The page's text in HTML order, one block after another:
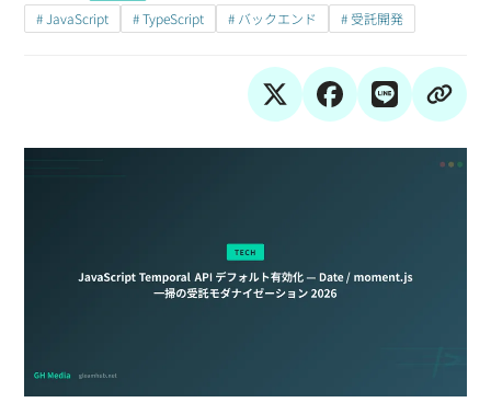
# JavaScript # TypeScript # バックエンド # 受託開発